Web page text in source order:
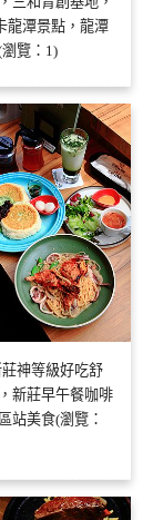
龍潭景點，龍潭
覽：1)
神等級好吃舒
新莊早午餐咖啡
站美食(瀏覽：